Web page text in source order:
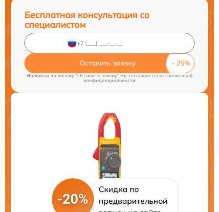
Бесплатная консультация со
специалистом
Оставить заявку
Нажимая на кнопку "Оставить заявку" Вы соглашаетесь cполитикой
конфиденциальности
-20%
Скидка по
предварительной